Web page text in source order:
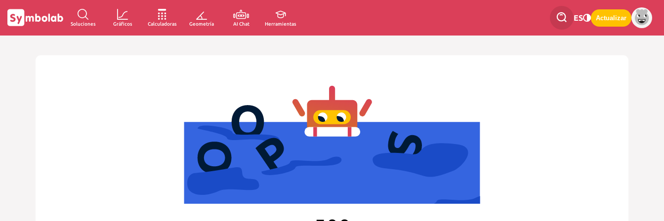
Soluciones Gráficos Calculadoras Geometría AI Chat Herramientas
ES Actualizar